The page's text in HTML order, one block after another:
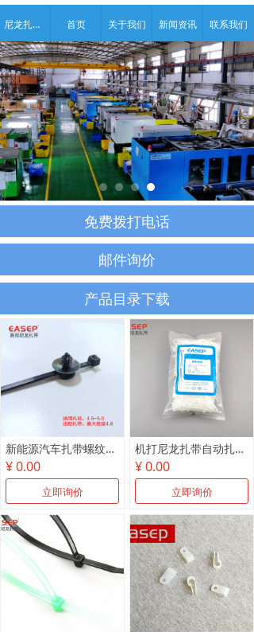
尼龙扎带产品中心 首页 关于我们 新闻资讯 联系我们
免费拨打电话
邮件询价
电脑
版
产品目录下载
新能源汽车扎带螺纹卡头~新能源电池包杉树头带分离扎带
¥ 0.00
立即询价
机打尼龙扎带自动扎带机专用扎带
¥ 0.00
立即询价